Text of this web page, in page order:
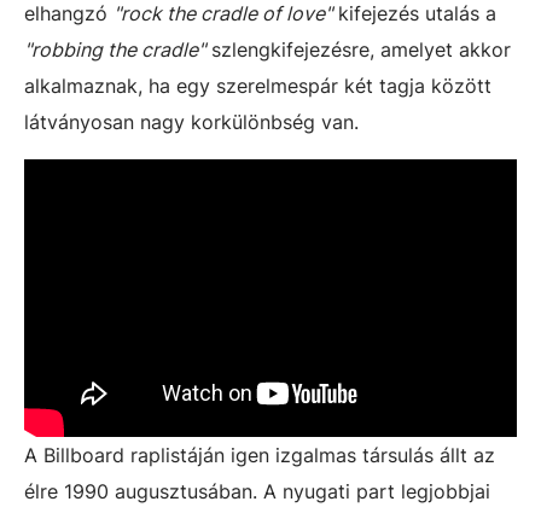
elhangzó "rock the cradle of love"kifejezés utalás a
"robbing the cradle"szlengkifejezésre, amelyet akkor
alkalmaznak, ha egy szerelmespár két tagja között
látványosan nagy korkülönbség van.
A Billboard raplistáján igen izgalmas társulás állt az
élre 1990 augusztusában. A nyugati part legjobbjai